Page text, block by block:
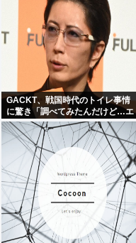
GACKT、戦国時代のトイレ事情
に驚き「調べてみたんだけど…エ
グくない？」